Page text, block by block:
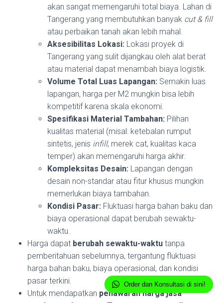
akan sangat memengaruhi total biaya. Lahan di
Tangerang yang membutuhkan banyak cut & fill
atau perbaikan tanah akan lebih mahal.
Aksesibilitas Lokasi: Lokasi proyek di
Tangerang yang sulit dijangkau oleh alat berat
atau material dapat menambah biaya logistik.
Volume Total Luas Lapangan: Semakin luas
lapangan, harga per M2 mungkin bisa lebih
kompetitif karena skala ekonomi.
Spesifikasi Material Tambahan: Pilihan
kualitas material (misal: ketebalan rumput
sintetis, jenis infill, merek cat, kualitas kaca
temper) akan memengaruhi harga akhir.
Kompleksitas Desain: Lapangan dengan
desain non-standar atau fitur khusus mungkin
memerlukan biaya tambahan.
Kondisi Pasar: Fluktuasi harga bahan baku dan
biaya operasional dapat berubah sewaktu-
waktu.
Harga dapat berubah sewaktu-waktu tanpa
pemberitahuan sebelumnya, tergantung fluktuasi
harga bahan baku, biaya operasional, dan kondisi
pasar terkini.
Untuk mendapatkan penawaran harga jasa
Order dan Konsultasi di sini!